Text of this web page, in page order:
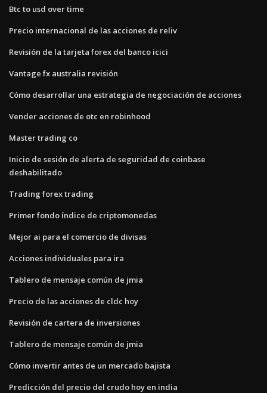
Btc to usd over time
Precio internacional de las acciones de reliv
Revisión de la tarjeta forex del banco icici
Vantage fx australia revisión
Cómo desarrollar una estrategia de negociación de acciones
Vender acciones de otc en robinhood
Master trading co
Inicio de sesión de alerta de seguridad de coinbase
deshabilitado
Trading forex trading
Primer fondo índice de criptomonedas
Mejor ai para el comercio de divisas
Acciones individuales para ira
Tablero de mensaje común de jmia
Precio de las acciones de cldc hoy
Revisión de cartera de inversiones
Tablero de mensaje común de jmia
Cómo invertir antes de un mercado bajista
Predicción del precio del crudo hoy en india